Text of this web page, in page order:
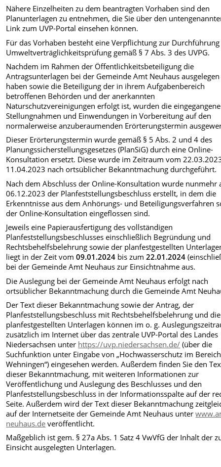
Nähere Einzelheiten zu dem beantragten Vorhaben sind den
Planunterlagen zu entnehmen, die Sie über den
Link zum UVP-Portal einsehen können.
Für das Vorhaben besteht eine Verpflichtung zur
Umweltverträglichkeitsprüfung gemäß § 7 Abs. 3 des UVPG.
Nachdem im Rahmen der Öffentlichkeitsbeteiligung die
Antragsunterlagen bei der Gemeinde Amt Neuhaus ausgelegen
haben sowie die Beteiligung der in ihrem Aufgabenbereich
betroffenen Behörden und der anerkannten
Naturschutzvereinigungen erfolgt ist, wurden die
Stellungnahmen und Einwendungen in Vorbereitung auf den
normalerweise anzuberaumenden Erörterungstermin
Dieser Erörterungstermin wurde gemäß § 5 Abs. 2 und 4 des
Planungssicherstellungsgesetzes (PlanSiG) durch eine Online-
Konsultation ersetzt. Diese wurde im Zeitraum vom
11.04.2023 nach ortsüblicher Bekanntmachung durchgeführt.
Nach dem Abschluss der Online-Konsultation wurde nunmehr
06.12.2023 der Planfeststellungsbeschluss erstellt, in dem die
Erkenntnisse aus dem Anhörungs- und Beteiligungsverfahren
der Online-Konsultation eingeflossen sind.
Jeweils eine Papierausfertigung des vollständigen
Planfeststellungsbeschlusses einschließlich Begründung und
Rechtsbehelfsbelehrung sowie der planfestgestellten
liegt in der Zeit vom09.01.2024 bis zum22.01.2024
bei der Gemeinde Amt Neuhaus zur Einsichtnahme aus.
Die Auslegung bei der Gemeinde Amt Neuhaus erfolgt nach
ortsüblicher Bekanntmachung durch die Gemeinde Amt
Der Text dieser Bekanntmachung sowie der Antrag, der
Planfeststellungsbeschluss mit Rechtsbehelfsbelehrung und die
planfestgestellten Unterlagen können im o. g.
zusätzlich im Internet über das zentrale UVP-Portal des Landes
Niedersachsen unter https://uvp.niedersachsen.de/ (über die
Suchfunktion unter Eingabe von „Hochwasserschutz im Bereich
Wehningen“) eingesehen werden. Außerdem finden Sie den
dieser Bekanntmachung, mit weiteren Informationen zur
Veröffentlichung und Auslegung des Beschlusses und den
Planfeststellungsbeschluss in der Informationsspalte auf der
Seite. Außerdem wird der Text dieser Bekanntmachung
auf der Internetseite der Gemeinde Amt Neuhaus unter
neuhaus.de veröffentlicht.
Maßgeblich ist gem. § 27a Abs. 1 Satz 4 VwVfG der Inhalt der
Einsicht ausgelegten Unterlagen.